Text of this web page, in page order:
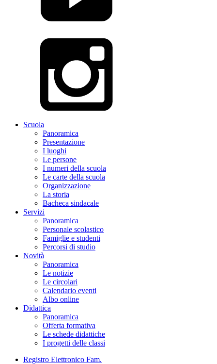
Scuola
Panoramica
Presentazione
I luoghi
Le persone
I numeri della scuola
Le carte della scuola
Organizzazione
La storia
Bacheca sindacale
Servizi
Panoramica
Personale scolastico
Famiglie e studenti
Percorsi di studio
Novità
Panoramica
Le notizie
Le circolari
Calendario eventi
Albo online
Didattica
Panoramica
Offerta formativa
Le schede didattiche
I progetti delle classi
Registro Elettronico Fam.